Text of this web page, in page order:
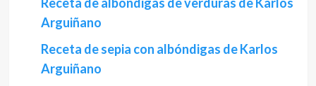
Arguiñano
Receta de sepia con albóndigas de Karlos
Arguiñano